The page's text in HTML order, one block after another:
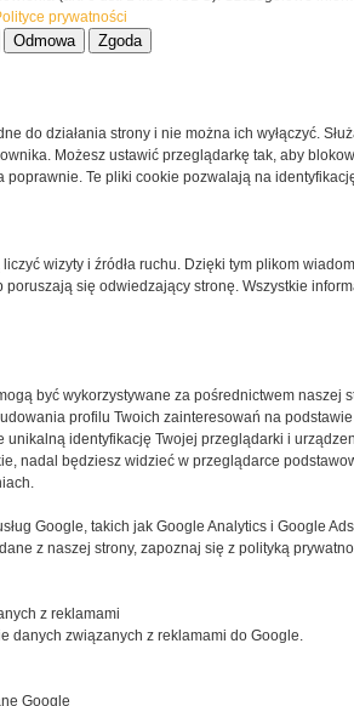
usług na najwyższym poziomie,
do indywidualnych potrzeb.
bez zmiany ustawień dotyczących
że będą one zamieszczane w Twoim
zaczną korzystać z naszego
zapoznanie się z nasząpolityką
informacją o cookies.
Grupa MEDIUM Spółka z ograniczoną odpowiedzialnością
nr KRS: 0000537655. Wszelkie prawa, w tym Autora,
bazy danych zastrzeżone. Jakiekolwiek dalsze
prywatności
Odmowa Zgoda
do działania strony i nie można ich wyłączyć.
Możesz ustawić przeglądarkę tak, aby
poprawnie. Te pliki cookie pozwalają na
wizyty i źródła ruchu. Dzięki tym plikom
się odwiedzający stronę. Wszystkie
być wykorzystywane za pośrednictwem naszej
profilu Twoich zainteresowań na
unikalną identyfikację Twojej przeglądarki i
nadal będziesz widzieć w przeglądarce
Google, takich jak Google Analytics i Google
z naszej strony, zapoznaj się z polityką
z reklamami
danych związanych z reklamami do Google.
Google